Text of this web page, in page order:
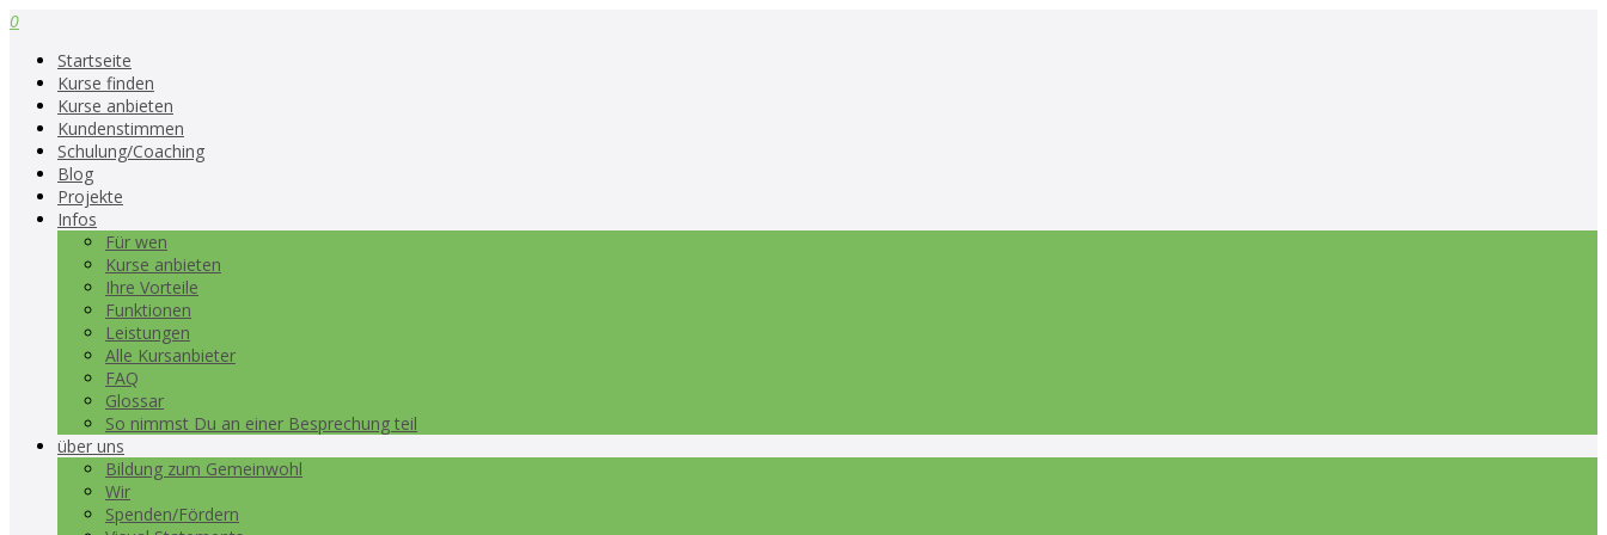
0
Startseite
Kurse finden
Kurse anbieten
Kundenstimmen
Schulung/Coaching
Blog
Projekte
Infos
Für wen
Kurse anbieten
Ihre Vorteile
Funktionen
Leistungen
Alle Kursanbieter
FAQ
Glossar
So nimmst Du an einer Besprechung teil
über uns
Bildung zum Gemeinwohl
Wir
Spenden/Fördern